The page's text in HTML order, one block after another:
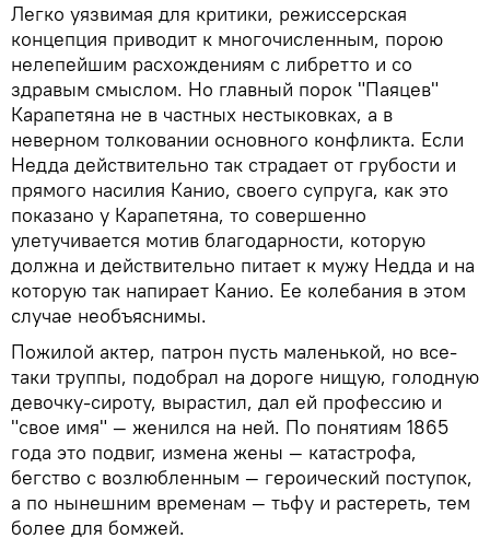
Легко уязвимая для критики, режиссерская
концепция приводит к многочисленным, порою
нелепейшим расхождениям с либретто и со
здравым смыслом. Но главный порок "Паяцев"
Карапетяна не в частных нестыковках, а в
неверном толковании основного конфликта. Если
Недда действительно так страдает от грубости и
прямого насилия Канио, своего супруга, как это
показано у Карапетяна, то совершенно
улетучивается мотив благодарности, которую
должна и действительно питает к мужу Недда и на
которую так напирает Канио. Ее колебания в этом
случае необъяснимы.
Пожилой актер, патрон пусть маленькой, но все-
таки труппы, подобрал на дороге нищую, голодную
девочку-сироту, вырастил, дал ей профессию и
"свое имя" — женился на ней. По понятиям 1865
года это подвиг, измена жены — катастрофа,
бегство с возлюбленным — героический поступок,
а по нынешним временам — тьфу и растереть, тем
более для бомжей.